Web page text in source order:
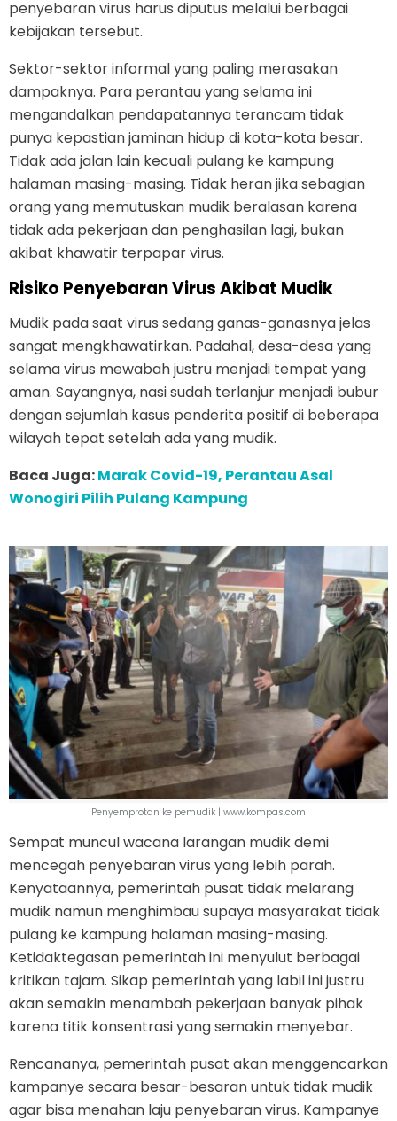
penyebaran virus harus diputus melalui berbagai
kebijakan tersebut.
Sektor-sektor informal yang paling merasakan
dampaknya. Para perantau yang selama ini
mengandalkan pendapatannya terancam tidak
punya kepastian jaminan hidup di kota-kota besar.
Tidak ada jalan lain kecuali pulang ke kampung
halaman masing-masing. Tidak heran jika sebagian
orang yang memutuskan mudik beralasan karena
tidak ada pekerjaan dan penghasilan lagi, bukan
akibat khawatir terpapar virus.
Risiko Penyebaran Virus Akibat Mudik
Mudik pada saat virus sedang ganas-ganasnya jelas
sangat mengkhawatirkan. Padahal, desa-desa yang
selama virus mewabah justru menjadi tempat yang
aman. Sayangnya, nasi sudah terlanjur menjadi bubur
dengan sejumlah kasus penderita positif di beberapa
wilayah tepat setelah ada yang mudik.
Baca Juga:Marak Covid-19, Perantau Asal
Wonogiri Pilih Pulang Kampung
Penyemprotan ke pemudik | www.kompas.com
Sempat muncul wacana larangan mudik demi
mencegah penyebaran virus yang lebih parah.
Kenyataannya, pemerintah pusat tidak melarang
mudik namun menghimbau supaya masyarakat tidak
pulang ke kampung halaman masing-masing.
Ketidaktegasan pemerintah ini menyulut berbagai
kritikan tajam. Sikap pemerintah yang labil ini justru
akan semakin menambah pekerjaan banyak pihak
karena titik konsentrasi yang semakin menyebar.
Rencananya, pemerintah pusat akan menggencarkan
kampanye secara besar-besaran untuk tidak mudik
agar bisa menahan laju penyebaran virus. Kampanye